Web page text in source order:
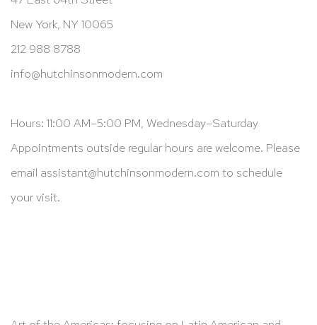
New York, NY 10065
212 988 8788
info@hutchinsonmodern.com
Hours: 11:00 AM–5:00 PM, Wednesday–Saturday
Appointments outside regular hours are welcome. Please
email assistant@hutchinsonmodern.com to schedule
your visit.